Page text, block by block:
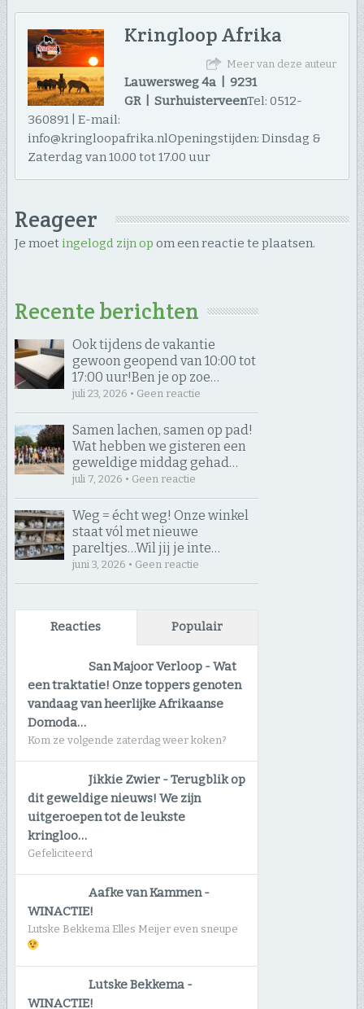
Kringloop Afrika
Meer van deze auteur
Lauwersweg 4a | 9231
GR | SurhuisterveenTel: 0512-
360891 | E-mail:
info@kringloopafrika.nlOpeningstijden: Dinsdag &
Zaterdag van 10.00 tot 17.00 uur
Reageer
Je moet ingelogd zijn op om een reactie te plaatsen.
Recente berichten
Ook tijdens de vakantie
gewoon geopend van 10:00 tot
17:00 uur! ​Ben je op zoe…
juli 23, 2026 • Geen reactie
Samen lachen, samen op pad! ​
Wat hebben we gisteren een
geweldige middag gehad…
juli 7, 2026 • Geen reactie
Weg = écht weg! Onze winkel
staat vól met nieuwe
pareltjes… ​Wil jij je inte…
juni 3, 2026 • Geen reactie
Reacties Populair
San Majoor Verloop -Wat
een traktatie! Onze toppers genoten
vandaag van heerlijke Afrikaanse
Domoda…
Kom ze volgende zaterdag weer koken?
Jikkie Zwier -Terugblik op
dit geweldige nieuws! We zijn
uitgeroepen tot de leukste
kringloo…
Gefeliciteerd
Aafke van Kammen-
WINACTIE!
Lutske Bekkema Elles Meijer even sneupe
Lutske Bekkema -
WINACTIE!